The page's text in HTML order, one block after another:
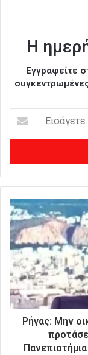
Η
Εγγραφείτε
σ
γ
ε
ε
τ
η
ν
λ
ε
κ
τ
Ρήγας: Μην